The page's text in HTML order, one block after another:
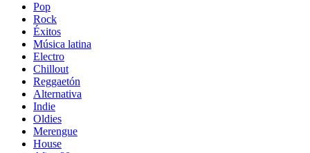
Pop
Rock
Éxitos
Música latina
Electro
Chillout
Reggaetón
Alternativa
Indie
Oldies
Merengue
House